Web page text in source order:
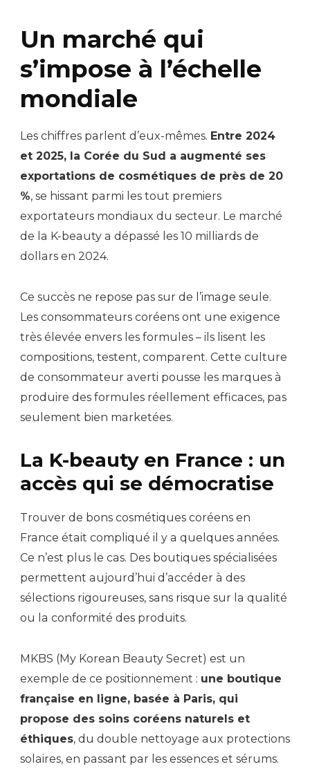
Un marché qui
s’impose à l’échelle
mondiale
Les chiffres parlent d’eux-mêmes. Entre 2024
et 2025, la Corée du Sud a augmenté ses
exportations de cosmétiques de près de 20
%, se hissant parmi les tout premiers
exportateurs mondiaux du secteur. Le marché
de la K-beauty a dépassé les 10 milliards de
dollars en 2024.
Ce succès ne repose pas sur de l’image seule.
Les consommateurs coréens ont une exigence
très élevée envers les formules – ils lisent les
compositions, testent, comparent. Cette culture
de consommateur averti pousse les marques à
produire des formules réellement efficaces, pas
seulement bien marketées.
La K-beauty en France : un
accès qui se démocratise
Trouver de bons cosmétiques coréens en
France était compliqué il y a quelques années.
Ce n’est plus le cas. Des boutiques spécialisées
permettent aujourd’hui d’accéder à des
sélections rigoureuses, sans risque sur la qualité
ou la conformité des produits.
MKBS (My Korean Beauty Secret) est un
exemple de ce positionnement : une boutique
française en ligne, basée à Paris, qui
propose des soins coréens naturels et
éthiques, du double nettoyage aux protections
solaires, en passant par les essences et sérums.